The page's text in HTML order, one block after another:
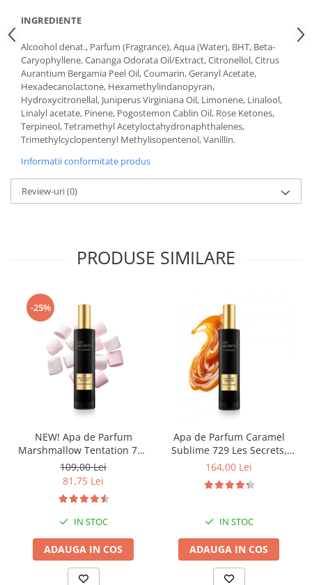
INGREDIENTE
Alcoohol denat., Parfum (Fragrance), Aqua (Water), BHT, Beta-
Caryophyllene, Cananga Odorata Oil/Extract, Citronellol, Citrus
Aurantium Bergamia Peel Oil, Coumarin, Geranyl Acetate,
Hexadecanolactone, Hexamethylindanopyran,
Hydroxycitronellal, Juniperus Virginiana Oil, Limonene, Linalool,
Linalyl acetate, Pinene, Pogostemon Cablin Oil, Rose Ketones,
Terpineol, Tetramethyl Acetyloctahydronaphthalenes,
Trimethylcyclopentenyl Methylisopentenol, Vanillin.
Informatii conformitate produs
Review-uri(0)
PRODUSE SIMILARE
-25%
NEW! Apa de Parfum
Marshmallow Tentation 758
Les Secrets, Unisex, 50 ml,
Equivalenza
109,00 Lei
81,75 Lei
IN STOC
ADAUGA IN COS
Apa de Parfum Caramel
Sublime 729 Les Secrets,
Unisex, 100 ml, Equivalenza
164,00 Lei
IN STOC
ADAUGA IN COS